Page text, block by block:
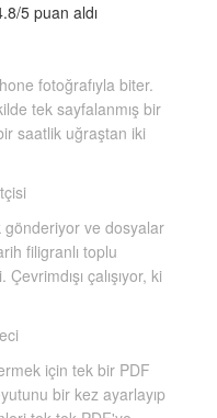
5 puan aldı
fotoğrafıyla biter.
tek sayfalanmış bir
saatlik uğraştan iki
gönderiyor ve dosyalar
filigranlı toplu
çalışıyor, ki
için tek bir PDF
bir kez ayarlayıp